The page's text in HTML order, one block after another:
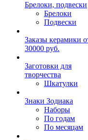
Брелоки, подвески
Брелоки
Подвески
Заказы керамики
30000 руб.
Заготовки для
творчества
Шкатулки
Знаки Зодиака
Наборы
По годам
По месяцам